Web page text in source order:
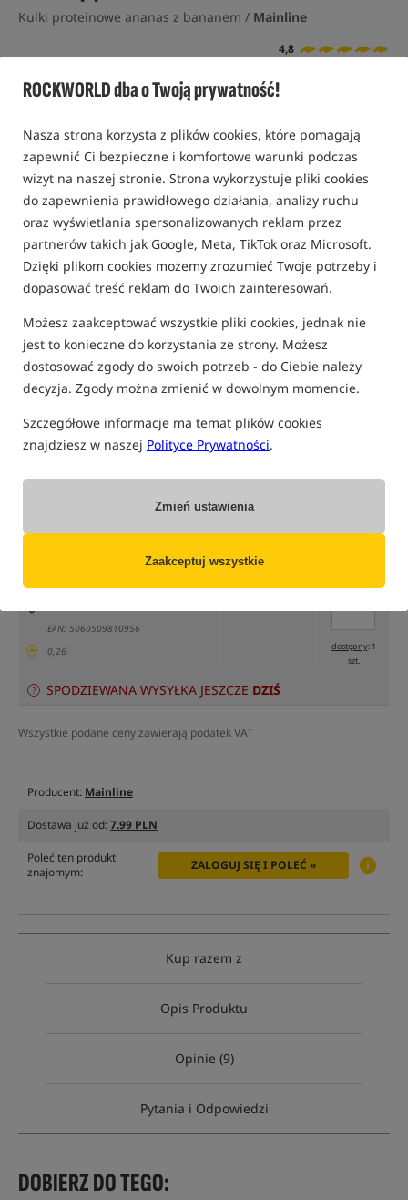
ROCKWORLD dba o Twoją prywatność!
Nasza strona korzysta z plików cookies, które pomagają
zapewnić Ci bezpieczne i komfortowe warunki podczas
wizyt na naszej stronie. Strona wykorzystuje pliki cookies
do zapewnienia prawidłowego działania, analizy ruchu
oraz wyświetlania spersonalizowanych reklam przez
partnerów takich jak Google, Meta, TikTok oraz Microsoft.
Dzięki plikom cookies możemy zrozumieć Twoje potrzeby i
dopasować treść reklam do Twoich zainteresowań.
Możesz zaakceptować wszystkie pliki cookies, jednak nie
jest to konieczne do korzystania ze strony. Możesz
dostosować zgody do swoich potrzeb - do Ciebie należy
decyzja. Zgody można zmienić w dowolnym momencie.
Szczegółowe informacje ma temat plików cookies
znajdziesz w naszej Polityce Prywatności.
Zmień ustawienia
Zaakceptuj wszystkie
Kulki proteinowe ananas z bananem / Mainline
4,8
(część opcji mogła zostać ukryta przez wybrany sposób filtrowania)
EAN: 5060509810956
0,26
dostępny: 1
szt.
SPODZIEWANA WYSYŁKA JESZCZE DZIŚ
Wszystkie podane ceny zawierają podatek VAT
Producent: Mainline
Dostawa już od:7.99 PLN
Poleć ten produkt
znajomym:
ZALOGUJ SIĘ I POLEĆ »
Kup razem z
Opis Produktu
Opinie (9)
Pytania i Odpowiedzi
DOBIERZ DO TEGO: